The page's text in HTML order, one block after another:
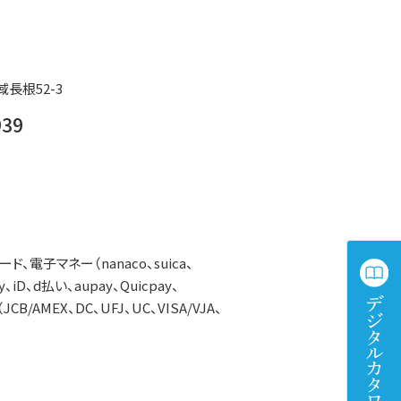
長根52-3
ド、電子マネー（nanaco、suica、
iD、d払い、aupay、Quicpay、
AMEX、DC、UFJ、UC、VISA/VJA、